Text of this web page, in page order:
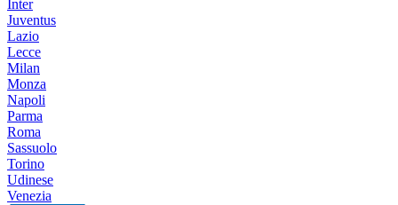
Inter
Juventus
Lazio
Lecce
Milan
Monza
Napoli
Parma
Roma
Sassuolo
Torino
Udinese
Venezia